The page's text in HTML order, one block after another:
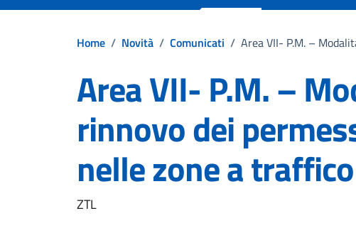
Home / Novità / Comunicati / Area VII- P.M. –
Area VII- P.M. –
rinnovo dei
nelle zone a
Dettagli della notizia
ZTL